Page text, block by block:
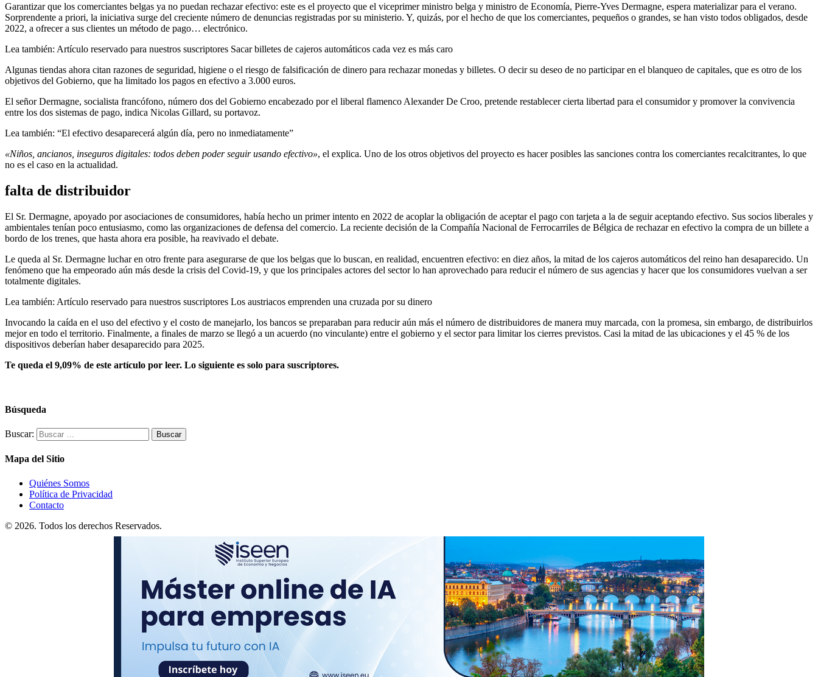
Garantizar que los comerciantes belgas ya no puedan rechazar efectivo: este es el proyecto que el viceprimer ministro belga y ministro de Economía, Pierre-Yves Dermagne, espera materializar para el verano.
Sorprendente a priori, la iniciativa surge del creciente número de denuncias registradas por su ministerio. Y, quizás, por el hecho de que los comerciantes, pequeños o grandes, se han visto todos obligados, desde
2022, a ofrecer a sus clientes un método de pago… electrónico.
Lea también: Artículo reservado para nuestros suscriptores Sacar billetes de cajeros automáticos cada vez es más caro
Algunas tiendas ahora citan razones de seguridad, higiene o el riesgo de falsificación de dinero para rechazar monedas y billetes. O decir su deseo de no participar en el blanqueo de capitales, que es otro de los
objetivos del Gobierno, que ha limitado los pagos en efectivo a 3.000 euros.
El señor Dermagne, socialista francófono, número dos del Gobierno encabezado por el liberal flamenco Alexander De Croo, pretende restablecer cierta libertad para el consumidor y promover la convivencia
entre los dos sistemas de pago, indica Nicolas Gillard, su portavoz.
Lea también: “El efectivo desaparecerá algún día, pero no inmediatamente”
«Niños, ancianos, inseguros digitales: todos deben poder seguir usando efectivo», el explica. Uno de los otros objetivos del proyecto es hacer posibles las sanciones contra los comerciantes recalcitrantes, lo que
no es el caso en la actualidad.
falta de distribuidor
El Sr. Dermagne, apoyado por asociaciones de consumidores, había hecho un primer intento en 2022 de acoplar la obligación de aceptar el pago con tarjeta a la de seguir aceptando efectivo. Sus socios liberales y
ambientales tenían poco entusiasmo, como las organizaciones de defensa del comercio. La reciente decisión de la Compañía Nacional de Ferrocarriles de Bélgica de rechazar en efectivo la compra de un billete a
bordo de los trenes, que hasta ahora era posible, ha reavivado el debate.
Le queda al Sr. Dermagne luchar en otro frente para asegurarse de que los belgas que lo buscan, en realidad, encuentren efectivo: en diez años, la mitad de los cajeros automáticos del reino han desaparecido. Un
fenómeno que ha empeorado aún más desde la crisis del Covid-19, y que los principales actores del sector lo han aprovechado para reducir el número de sus agencias y hacer que los consumidores vuelvan a ser
totalmente digitales.
Lea también: Artículo reservado para nuestros suscriptores Los austriacos emprenden una cruzada por su dinero
Invocando la caída en el uso del efectivo y el costo de manejarlo, los bancos se preparaban para reducir aún más el número de distribuidores de manera muy marcada, con la promesa, sin embargo, de distribuirlos
mejor en todo el territorio. Finalmente, a finales de marzo se llegó a un acuerdo (no vinculante) entre el gobierno y el sector para limitar los cierres previstos. Casi la mitad de las ubicaciones y el 45 % de los
dispositivos deberían haber desaparecido para 2025.
Te queda el 9,09% de este artículo por leer. Lo siguiente es solo para suscriptores.
Búsqueda
Buscar:
Mapa del Sitio
Quiénes Somos
Política de Privacidad
Contacto
© 2026. Todos los derechos Reservados.